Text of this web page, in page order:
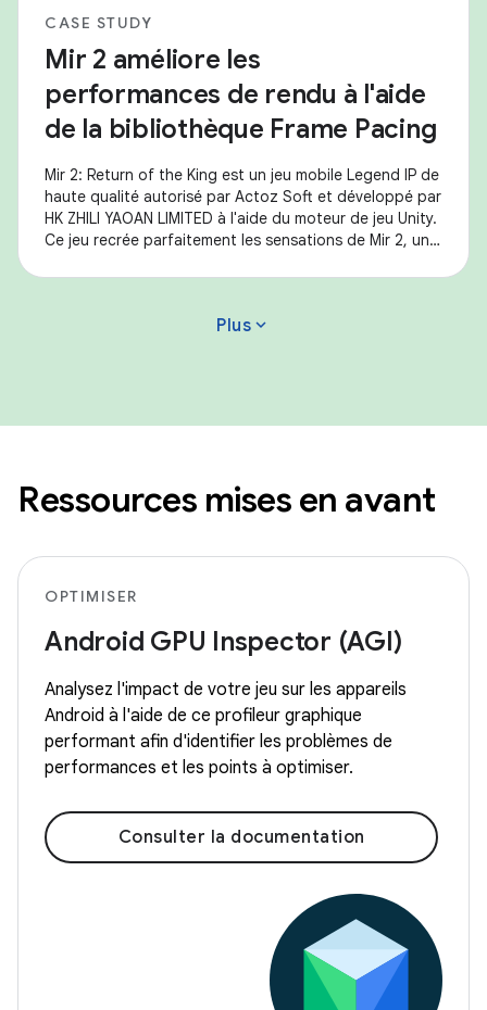
CASE STUDY
Mir 2 améliore les
performances de rendu à l'aide
de la bibliothèque Frame Pacing
Mir 2: Return of the King est un jeu mobile Legend IP de
haute qualité autorisé par Actoz Soft et développé par
HK ZHILI YAOAN LIMITED à l'aide du moteur de jeu Unity.
Ce jeu recrée parfaitement les sensations de Mir 2, un
Plus expand_more
Ressources mises en avant
OPTIMISER
Android GPU Inspector (AGI)
Analysez l'impact de votre jeu sur les appareils
Android à l'aide de ce profileur graphique
performant afin d'identifier les problèmes de
performances et les points à optimiser.
Consulter la documentation